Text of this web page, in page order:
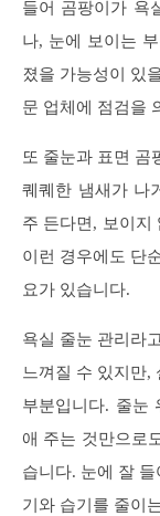
들어 곰팡이가 욕
나, 눈에 보이는
졌을 가능성이 있
문 업체에 점검을
또 줄눈과 표면 곰
퀘퀘한 냄새가 나
주 든다면, 보이지
이런 경우에도 단
요가 있습니다.
욕실 줄눈 관리라
느껴질 수 있지만,
부분입니다. 줄눈
애 주는 것만으로
습니다. 눈에 잘
기와 습기를 줄이